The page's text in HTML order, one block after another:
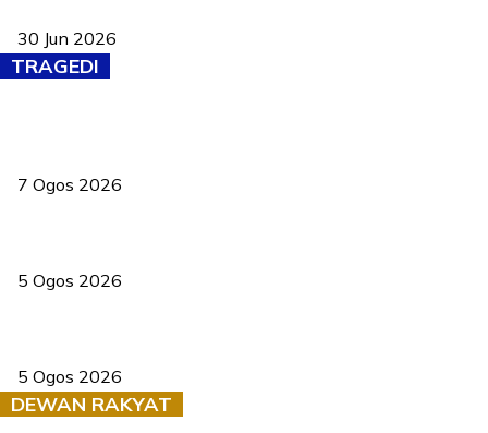
30 Jun 2026
TRAGEDI
7 Ogos 2026
5 Ogos 2026
5 Ogos 2026
DEWAN RAKYAT